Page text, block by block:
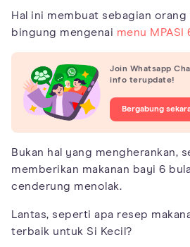
Hal ini membuat sebagian
bingung mengenai menu MPASI
Join Whatsapp
info terupdate!
Bergabung
Bukan hal yang mengherankan,
memberikan makanan bayi 6
cenderung menolak.
Lantas, seperti apa resep
terbaik untuk Si Kecil?